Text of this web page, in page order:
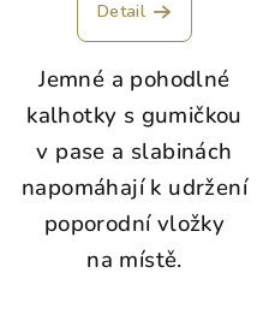
Detail
Jemné a pohodlné
kalhotky s gumičkou
v pase a slabinách
napomáhají k udržení
poporodní vložky
na místě.